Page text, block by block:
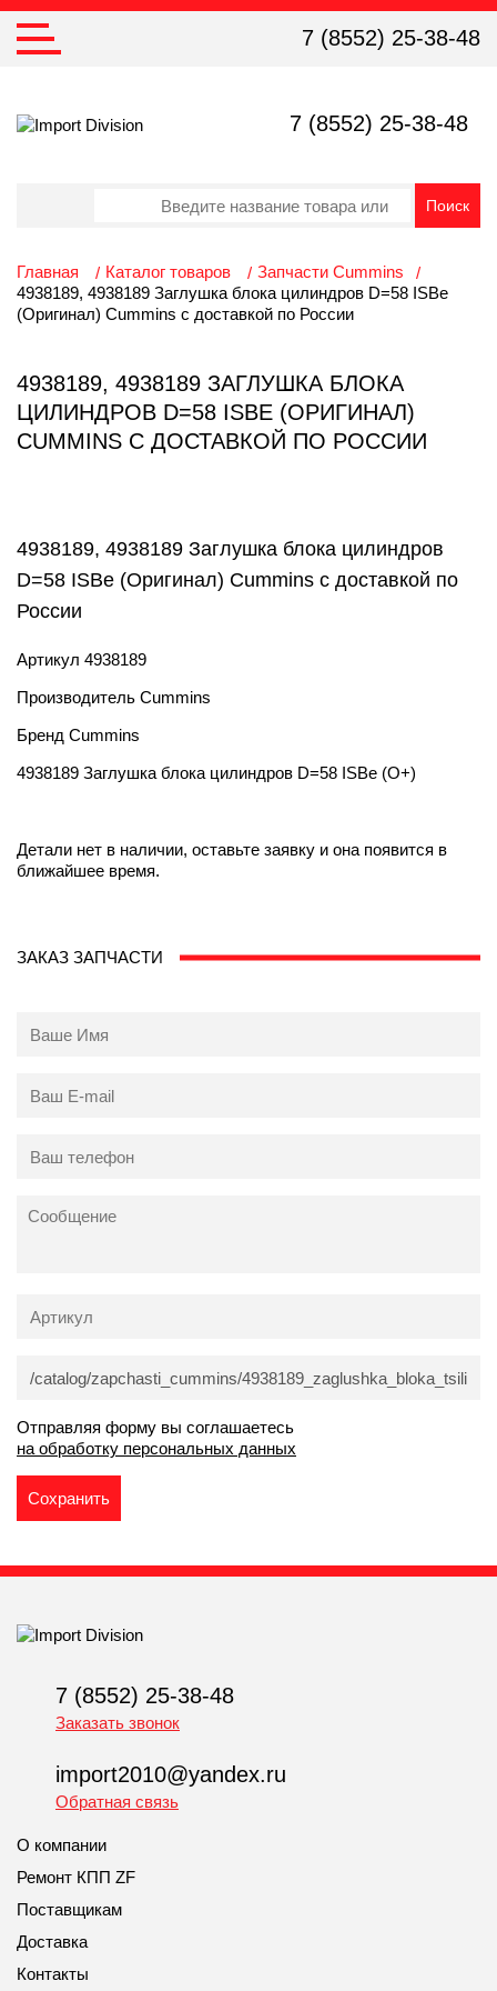
7 (8552) 25-38-48
7 (8552) 25-38-48
Главная Каталог товаров
Запчасти Cummins
4938189, 4938189 Заглушка блока цилиндров D=58 ISBe
(Оригинал) Cummins с доставкой по России
4938189, 4938189 ЗАГЛУШКА БЛОКА
ЦИЛИНДРОВ D=58 ISBE (ОРИГИНАЛ)
CUMMINS С ДОСТАВКОЙ ПО РОССИИ
4938189, 4938189 Заглушка блока цилиндров
D=58 ISBe (Оригинал) Cummins с доставкой по
России
Артикул 4938189
Производитель Cummins
Бренд Cummins
4938189 Заглушка блока цилиндров D=58 ISBe (О+)
Детали нет в наличии, оставьте заявку и она появится в
ближайшее время.
ЗАКАЗ ЗАПЧАСТИ
Отправляя форму вы соглашаетесь
на обработку персональных данных
7 (8552) 25-38-48
Заказать звонок
import2010@yandex.ru
Обратная связь
О компании
Ремонт КПП ZF
Поставщикам
Доставка
Контакты